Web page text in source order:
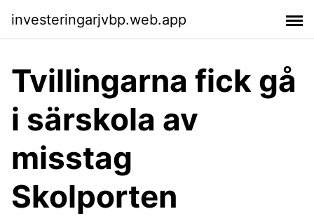
investeringarjvbp.web.app
Tvillingarna fick gå
i särskola av
misstag
Skolporten